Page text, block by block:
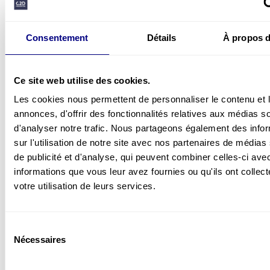
Consentement Détails À propos
Ce site web utilise des cookies.
Les cookies nous permettent de personnaliser le contenu et
annonces, d'offrir des fonctionnalités relatives aux médias
d'analyser notre trafic. Nous partageons également des
sur l'utilisation de notre site avec nos partenaires de médias
de publicité et d'analyse, qui peuvent combiner celles-ci
informations que vous leur avez fournies ou qu'ils ont
votre utilisation de leurs services.
Nécessaires
desplegar soluciones que transformen las
Infusión continua de la cultura de salud y
seguridad mediante dispositivos de
seguimiento y anclaje a largo plazo
Intervenciones temáticas y talleres
prácticos, como ergonomía, bienestar en
la empresa, comunicación no violenta,
gestión del estrés y neurociencia aplicada
a la prevención, con el objetivo de vincular
la prevención de riesgos físicos y mentales
como el de C2D Prévention ayuda a las
organizaciones a integrar de forma duradera